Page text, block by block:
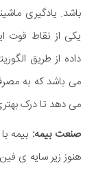
باشد. یادگیری
یکی از نقاط قوت
داده از طریق
می باشد که به
می دهد تا درک
صنعت بیمه: بیمه
هنوز زیر سایه ی